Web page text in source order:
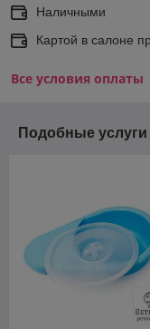
Наличными
Картой в салоне
Все условия оплаты
Подобные